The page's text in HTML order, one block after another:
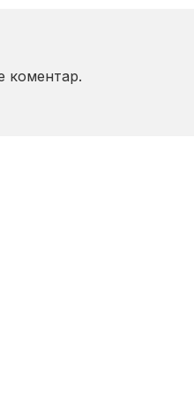
коментар.